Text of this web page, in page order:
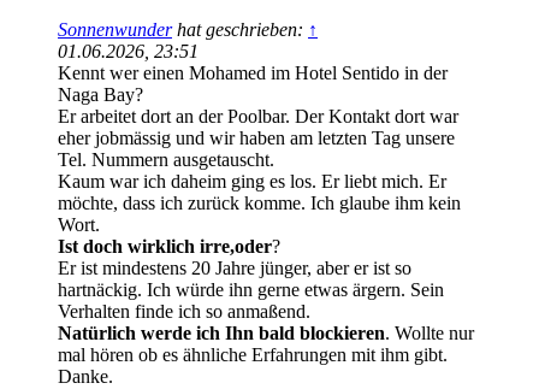
Sonnenwunderhat geschrieben: ↑
01.06.2026, 23:51
Kennt wer einen Mohamed im Hotel Sentido in der
Naga Bay?
Er arbeitet dort an der Poolbar. Der Kontakt dort war
eher jobmässig und wir haben am letzten Tag unsere
Tel. Nummern ausgetauscht.
Kaum war ich daheim ging es los. Er liebt mich. Er
möchte, dass ich zurück komme. Ich glaube ihm kein
Wort.
Ist doch wirklich irre,oder?
Er ist mindestens 20 Jahre jünger, aber er ist so
hartnäckig. Ich würde ihn gerne etwas ärgern. Sein
Verhalten finde ich so anmaßend.
Natürlich werde ich Ihn bald blockieren. Wollte nur
mal hören ob es ähnliche Erfahrungen mit ihm gibt.
Danke.